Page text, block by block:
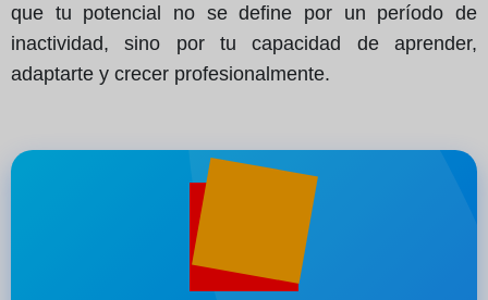
que tu potencial no se define por un período de
inactividad, sino por tu capacidad de aprender,
adaptarte y crecer profesionalmente.